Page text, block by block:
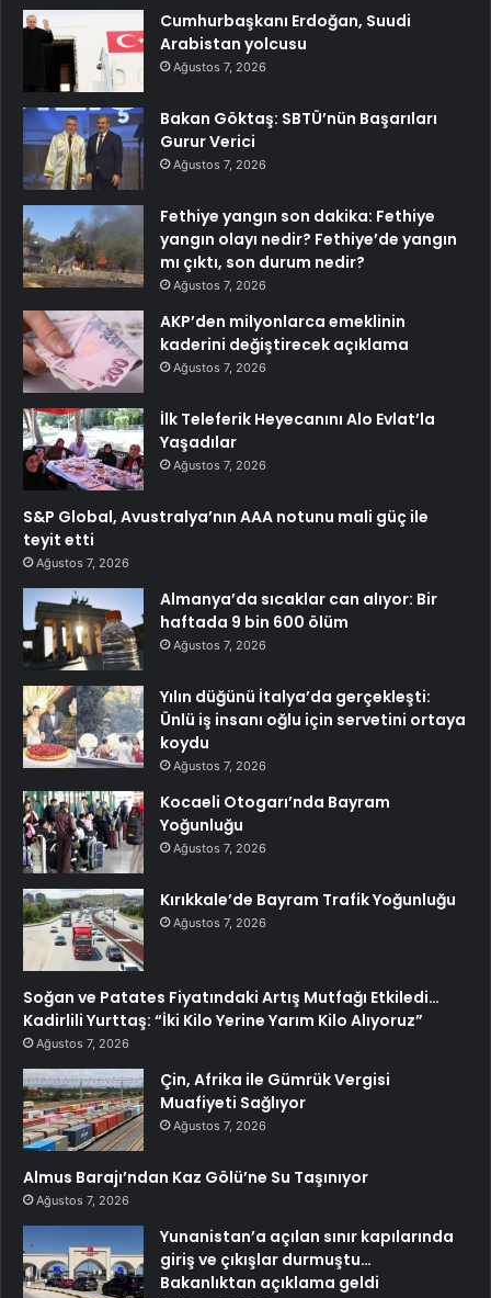
Cumhurbaşkanı Erdoğan, Suudi
Arabistan yolcusu
Ağustos 7, 2026
Bakan Göktaş: SBTÜ’nün Başarıları
Gurur Verici
Ağustos 7, 2026
Fethiye yangın son dakika: Fethiye
yangın olayı nedir? Fethiye’de yangın
mı çıktı, son durum nedir?
Ağustos 7, 2026
AKP’den milyonlarca emeklinin
kaderini değiştirecek açıklama
Ağustos 7, 2026
İlk Teleferik Heyecanını Alo Evlat’la
Yaşadılar
Ağustos 7, 2026
S&P Global, Avustralya’nın AAA notunu mali güç ile
teyit etti
Ağustos 7, 2026
Almanya’da sıcaklar can alıyor: Bir
haftada 9 bin 600 ölüm
Ağustos 7, 2026
Yılın düğünü İtalya’da gerçekleşti:
Ünlü iş insanı oğlu için servetini ortaya
koydu
Ağustos 7, 2026
Kocaeli Otogarı’nda Bayram
Yoğunluğu
Ağustos 7, 2026
Kırıkkale’de Bayram Trafik Yoğunluğu
Ağustos 7, 2026
Soğan ve Patates Fiyatındaki Artış Mutfağı Etkiledi…
Kadirlili Yurttaş: “İki Kilo Yerine Yarım Kilo Alıyoruz”
Ağustos 7, 2026
Çin, Afrika ile Gümrük Vergisi
Muafiyeti Sağlıyor
Ağustos 7, 2026
Almus Barajı’ndan Kaz Gölü’ne Su Taşınıyor
Ağustos 7, 2026
Yunanistan’a açılan sınır kapılarında
giriş ve çıkışlar durmuştu…
Bakanlıktan açıklama geldi